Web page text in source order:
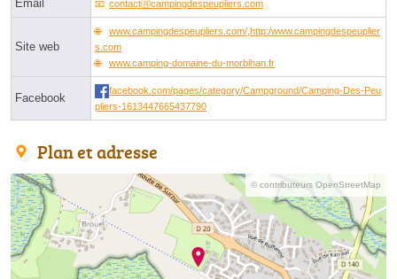
Email contactⓐcampingdespeupliers.com
Site web
www.campingdespeupliers.com/,http:/www.campingdespeuplier
s.com
www.camping-domaine-du-morbihan.fr
Facebook
facebook.com/pages/category/Campground/Camping-Des-Peu
pliers-1613447665437790
Plan et adresse
© contributeurs OpenStreetMap